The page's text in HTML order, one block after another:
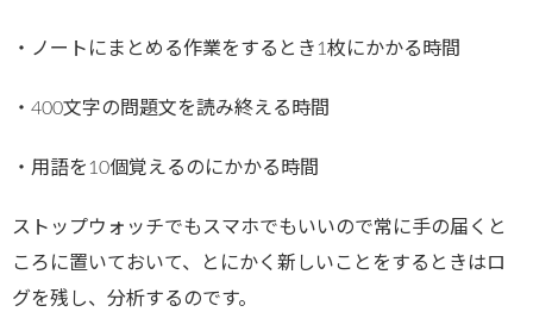
・ノートにまとめる作業をするとき1枚にかかる時間
・400文字の問題文を読み終える時間
・用語を10個覚えるのにかかる時間
ストップウォッチでもスマホでもいいので常に手の届くと
ころに置いておいて、とにかく新しいことをするときはロ
グを残し、分析するのです。